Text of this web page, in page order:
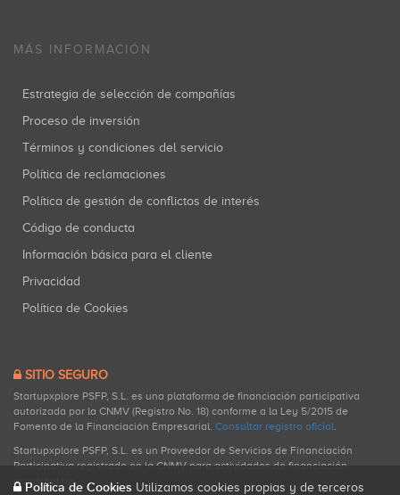
MÁS INFORMACIÓN
Estrategia de selección de compañías
Proceso de inversión
Términos y condiciones del servicio
Política de reclamaciones
Política de gestión de conflictos de interés
Código de conducta
Información básica para el cliente
Privacidad
Política de Cookies
SITIO SEGURO
Startupxplore PSFP, S.L. es una plataforma de financiación participativa
autorizada por la CNMV (Registro No. 18) conforme a la Ley 5/2015 de
Fomento de la Financiación Empresarial. Consultar registro oficial.
Startupxplore PSFP, S.L. es un Proveedor de Servicios de Financiación
Participativa registrado en la CNMV para actividades de financiación
participativa.
Política de Cookies Utilizamos cookies propias y de terceros